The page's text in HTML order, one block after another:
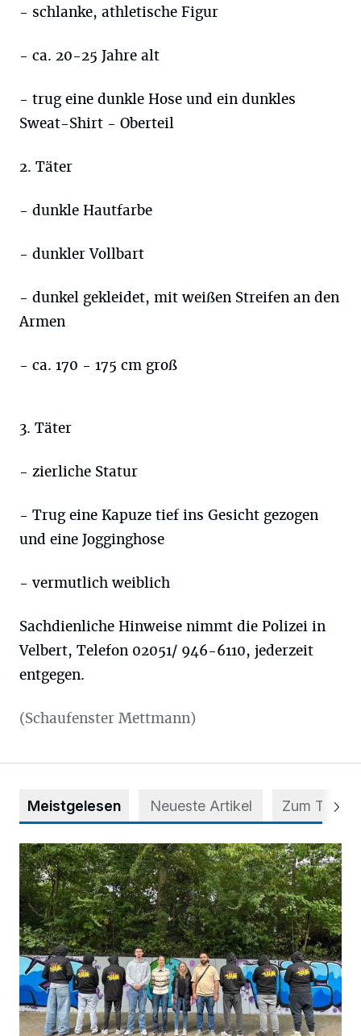
- schlanke, athletische Figur
- ca. 20-25 Jahre alt
- trug eine dunkle Hose und ein dunkles
Sweat-Shirt - Oberteil
2. Täter
- dunkle Hautfarbe
- dunkler Vollbart
- dunkel gekleidet, mit weißen Streifen an den
Armen
- ca. 170 - 175 cm groß
3. Täter
- zierliche Statur
- Trug eine Kapuze tief ins Gesicht gezogen
und eine Jogginghose
- vermutlich weiblich
Sachdienliche Hinweise nimmt die Polizei in
Velbert, Telefon 02051/ 946-6110, jederzeit
entgegen.
(Schaufenster Mettmann)
Meistgelesen Neueste Artikel Zum Thema
Aus Grau wird Haltung